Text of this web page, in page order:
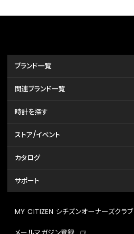
ブランド一覧
関連ブランド一覧
時計を探す
ストア/イベント
カタログ
サポート
MY CITIZEN シチズンオーナーズクラブ